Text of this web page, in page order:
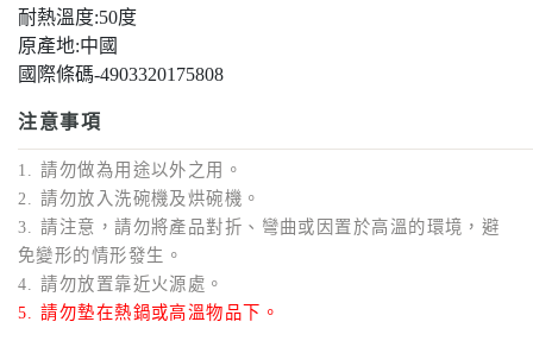
耐熱溫度:50度
原產地:中國
國際條碼-4903320175808
注意事項
1. 請勿做為用途以外之用。
2. 請勿放入洗碗機及烘碗機。
3. 請注意，請勿將產品對折、彎曲或因置於高溫的環境，避
免變形的情形發生。
4. 請勿放置靠近火源處。
5. 請勿墊在熱鍋或高溫物品下。